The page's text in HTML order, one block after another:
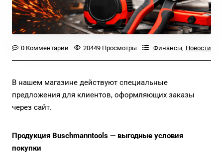
0 Комментарии 20449 Просмотры Финансы Новости
В нашем магазине действуют специальные
предложения для клиентов, оформляющих заказы
через сайт.
Продукция Buschmanntools — выгодные условия
покупки